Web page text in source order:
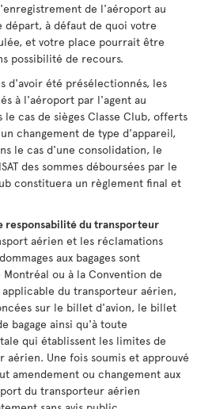
de l'aéroport au
départ, à défaut de quoi votre
et votre place pourrait être
possibilité de recours.
d'avoir été présélectionnés, les
à l'aéroport par l'agent au
le cas de sièges Classe Club, offerts
un changement de type d'appareil,
le cas d'une consolidation, le
des sommes déboursées par le
constituera un règlement final et
responsabilité du transporteur
aérien et les réclamations
aux bagages sont
ou à la Convention de
applicable du transporteur aérien,
sur le billet d'avion, le billet
bagage ainsi qu'à toute
qui établissent les limites de
Une fois soumis et approuvé
amendement ou changement aux
du transporteur aérien